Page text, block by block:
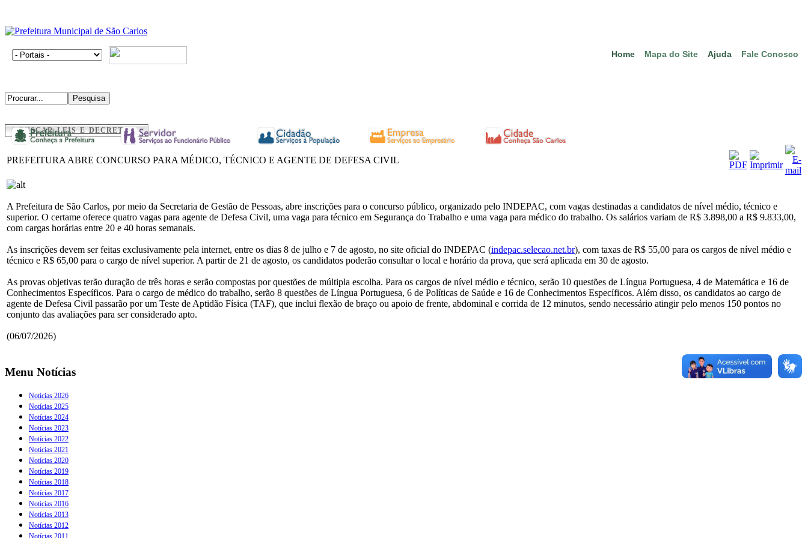
Home Mapa do Site Ajuda Fale Conosco
BUSCAR LEIS E DECRETOS
PREFEITURA ABRE CONCURSO PARA MÉDICO, TÉCNICO E AGENTE DE DEFESA CIVIL
A Prefeitura de São Carlos, por meio da Secretaria de Gestão de Pessoas, abre inscrições para o concurso público, organizado pelo INDEPAC, com vagas destinadas a candidatos de nível médio, técnico e
superior. O certame oferece quatro vagas para agente de Defesa Civil, uma vaga para técnico em Segurança do Trabalho e uma vaga para médico do trabalho. Os salários variam de R$ 3.898,00 a R$ 9.833,00,
com cargas horárias entre 20 e 40 horas semanais.
As inscrições devem ser feitas exclusivamente pela internet, entre os dias 8 de julho e 7 de agosto, no site oficial do INDEPAC (indepac.selecao.net.br), com taxas de R$ 55,00 para os cargos de nível médio e
técnico e R$ 65,00 para o cargo de nível superior. A partir de 21 de agosto, os candidatos poderão consultar o local e horário da prova, que será aplicada em 30 de agosto.
As provas objetivas terão duração de três horas e serão compostas por questões de múltipla escolha. Para os cargos de nível médio e técnico, serão 10 questões de Língua Portuguesa, 4 de Matemática e 16 de
Conhecimentos Específicos. Para o cargo de médico do trabalho, serão 8 questões de Língua Portuguesa, 6 de Políticas de Saúde e 16 de Conhecimentos Específicos. Além disso, os candidatos ao cargo de
agente de Defesa Civil passarão por um Teste de Aptidão Física (TAF), que inclui flexão de braço ou apoio de frente, abdominal e corrida de 12 minutos, sendo necessário atingir pelo menos 150 pontos no
conjunto das avaliações para ser considerado apto.
(06/07/2026)
Menu Notícias
Notícias 2026
Notícias 2025
Notícias 2024
Notícias 2023
Notícias 2022
Notícias 2021
Notícias 2020
Notícias 2019
Notícias 2018
Notícias 2017
Notícias 2016
Notícias 2013
Notícias 2012